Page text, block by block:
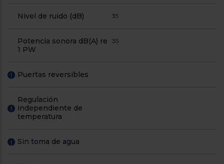
Nivel de ruido (dB) 35
Potencia sonora dB(A) re
1 PW
35
! Puertas reversibles
!
Regulación
independiente de
temperatura
! Sin toma de agua